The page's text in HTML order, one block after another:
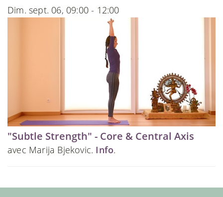
Dim. sept. 06, 09:00 - 12:00
"Subtle Strength" - Core & Central Axis
avec Marija Bjekovic. Info.